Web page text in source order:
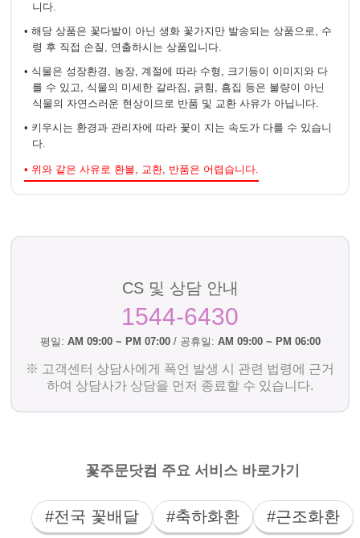
니다.
• 해당 상품은 꽃다발이 아닌 생화 꽃가지만 발송되는 상품으로, 수
령 후 직접 손질, 연출하시는 상품입니다.
• 식물은 성장환경, 농장, 계절에 따라 수형, 크기등이 이미지와 다
를 수 있고, 식물의 미세한 갈라짐, 긁힘, 흠집 등은 불량이 아닌
식물의 자연스러운 현상이므로 반품 및 교환 사유가 아닙니다.
• 키우시는 환경과 관리자에 따라 꽃이 지는 속도가 다를 수 있습니
다.
• 위와 같은 사유로 환불, 교환, 반품은 어렵습니다.
CS 및 상담 안내
1544-6430
평일: AM 09:00 ~ PM 07:00 / 공휴일: AM 09:00 ~ PM 06:00
※ 고객센터 상담사에게 폭언 발생 시 관련 법령에 근거
하여 상담사가 상담을 먼저 종료할 수 있습니다.
꽃주문닷컴 주요 서비스 바로가기
#전국 꽃배달 #축하화환 #근조화환